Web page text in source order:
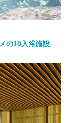
の10入浴施設